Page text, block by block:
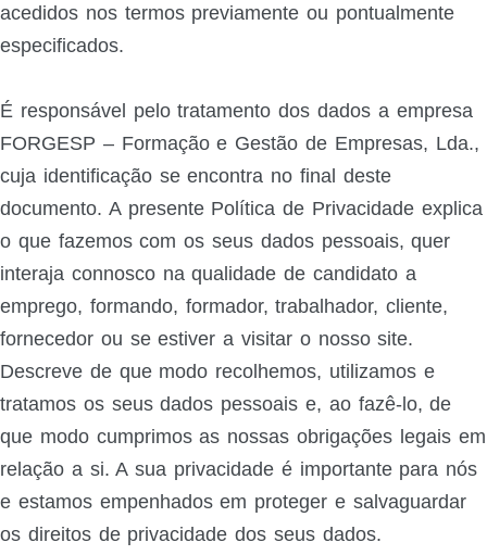
acedidos nos termos previamente ou pontualmente
especificados.
É responsável pelo tratamento dos dados a empresa
FORGESP – Formação e Gestão de Empresas, Lda.,
cuja identificação se encontra no final deste
documento. A presente Política de Privacidade explica
o que fazemos com os seus dados pessoais, quer
interaja connosco na qualidade de candidato a
emprego, formando, formador, trabalhador, cliente,
fornecedor ou se estiver a visitar o nosso site.
Descreve de que modo recolhemos, utilizamos e
tratamos os seus dados pessoais e, ao fazê-lo, de
que modo cumprimos as nossas obrigações legais em
relação a si. A sua privacidade é importante para nós
e estamos empenhados em proteger e salvaguardar
os direitos de privacidade dos seus dados.